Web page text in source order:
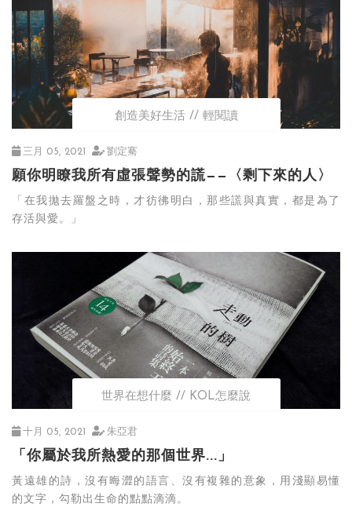
創造美好生活 輕閱讀
三月 05, 2021 劉定騫
願你明瞭我所有虛張聲勢的謊——〈剩下來的人〉
「在我拋去羅盤之時，才彷彿明白，那些謊與真實，都是為了
存活與愛。」
世界在想什麼 KOL怎麼說
十月 05, 2021 朱亞君
「你屬於我所熱愛的那個世界...」
黃遠雄的詩，沒有晦澀的語言、沒有複雜的意象，用淺顯易懂
的文字，勾勒出生命的點點滴滴。